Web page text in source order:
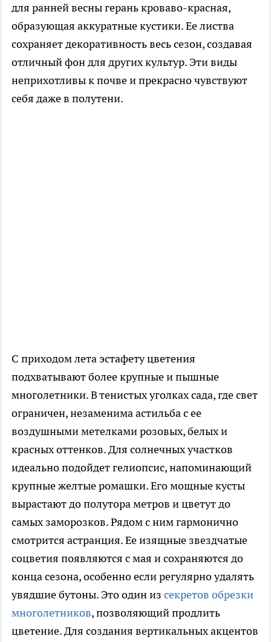
для ранней весны герань кроваво-красная,
образующая аккуратные кустики. Ее листва
сохраняет декоративность весь сезон, создавая
отличный фон для других культур. Эти виды
неприхотливы к почве и прекрасно чувствуют
себя даже в полутени.
С приходом лета эстафету цветения
подхватывают более крупные и пышные
многолетники. В тенистых уголках сада, где свет
ограничен, незаменима астильба с ее
воздушными метелками розовых, белых и
красных оттенков. Для солнечных участков
идеально подойдет гелиопсис, напоминающий
крупные желтые ромашки. Его мощные кусты
вырастают до полутора метров и цветут до
самых заморозков. Рядом с ним гармонично
смотрится астранция. Ее изящные звездчатые
соцветия появляются с мая и сохраняются до
конца сезона, особенно если регулярно удалять
увядшие бутоны. Это один из секретов обрезки
многолетников, позволяющий продлить
цветение. Для создания вертикальных акцентов